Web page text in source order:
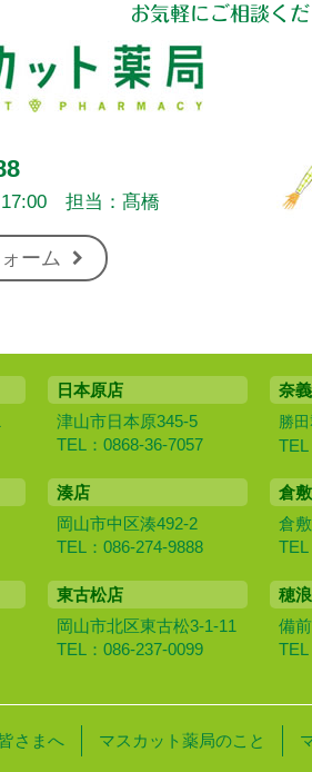
お気軽にご相談く
担当：髙橋
ーム
日本原店
津山市日本原345-5
TEL：0868-36-7057
奈
勝
TEL
湊店
岡山市中区湊492-2
TEL：086-274-9888
倉
倉
TEL
東古松店
岡山市北区東古松3-1-11
TEL：086-237-0099
穂
備
TEL
さまへ マスカット薬局のこと